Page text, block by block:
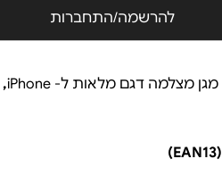
להרשמה/התחברות
מגן מצלמה דגם מלאות ל- iPhone ,
(EAN13)